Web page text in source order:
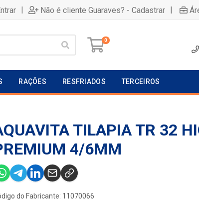
| Não é cliente Guaraves? - Cadastrar |
0
RAÇÕES RESFRIADOS TERCEIROS
TILAPIA TR 32
4/6MM
do Fabricante: 11070066